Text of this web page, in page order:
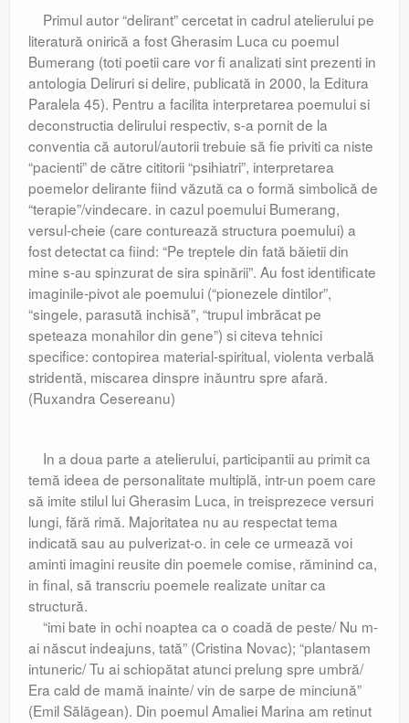
Primul autor “delirant” cercetat in cadrul atelierului pe
literatură onirică a fost Gherasim Luca cu poemul
Bumerang (toti poetii care vor fi analizati sint prezenti in
antologia Deliruri si delire, publicată in 2000, la Editura
Paralela 45). Pentru a facilita interpretarea poemului si
deconstructia delirului respectiv, s-a pornit de la
conventia că autorul/autorii trebuie să fie priviti ca niste
“pacienti” de către cititorii “psihiatri”, interpretarea
poemelor delirante fiind văzută ca o formă simbolică de
“terapie”/vindecare. in cazul poemului Bumerang,
versul-cheie (care conturează structura poemului) a
fost detectat ca fiind: “Pe treptele din fată băietii din
mine s-au spinzurat de sira spinării”. Au fost identificate
imaginile-pivot ale poemului (“pionezele dintilor”,
“singele, parasută inchisă”, “trupul imbrăcat pe
speteaza monahilor din gene”) si citeva tehnici
specifice: contopirea material-spiritual, violenta verbală
stridentă, miscarea dinspre inăuntru spre afară.
(Ruxandra Cesereanu)
In a doua parte a atelierului, participantii au primit ca
temă ideea de personalitate multiplă, intr-un poem care
să imite stilul lui Gherasim Luca, in treisprezece versuri
lungi, fără rimă. Majoritatea nu au respectat tema
indicată sau au pulverizat-o. in cele ce urmează voi
aminti imagini reusite din poemele comise, răminind ca,
in final, să transcriu poemele realizate unitar ca
structură.
“imi bate in ochi noaptea ca o coadă de peste/ Nu m-
ai născut indeajuns, tată” (Cristina Novac); “plantasem
intuneric/ Tu ai schiopătat atunci prelung spre umbră/
Era cald de mamă inainte/ vin de sarpe de minciună”
(Emil Sălăgean). Din poemul Amaliei Marina am retinut